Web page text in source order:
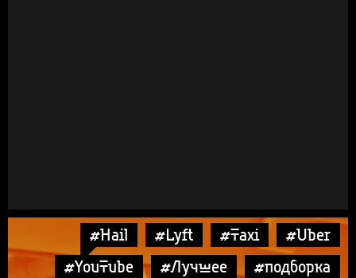
#Hail #Lyft #Taxi
#Uber
#YouTube
#Лучшее #подборка